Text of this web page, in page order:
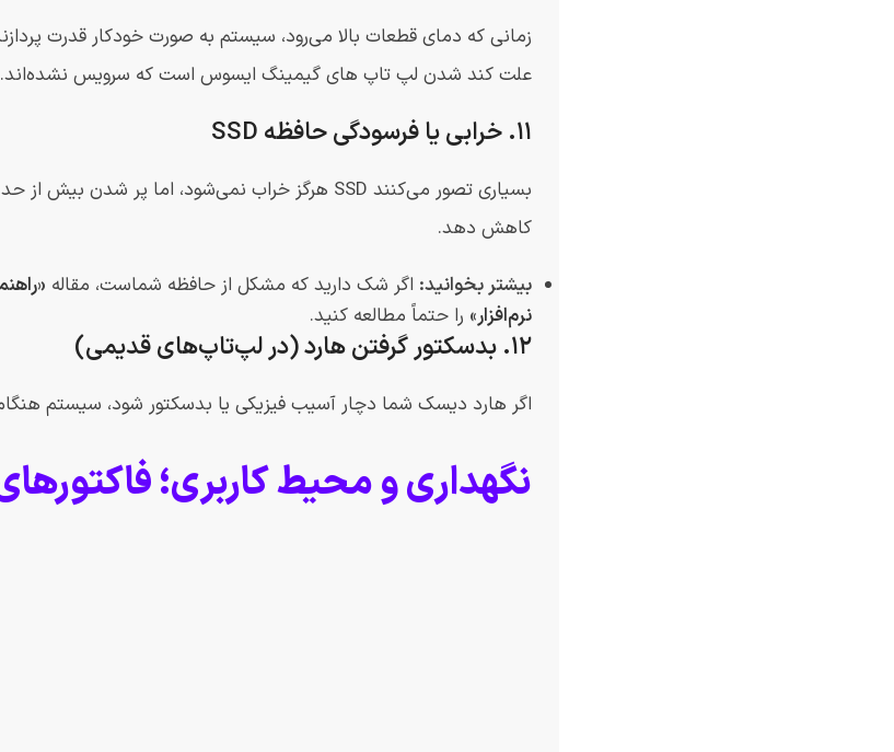
زمانی که دمای قطعات بالا می‌رود، سیستم به صورت خودکار قدرت
علت کند شدن لپ تاپ های گیمینگ ایسوس است که سرویس نشده‌اند.
۱۱. خرابی یا فرسودگی حافظه SSD
کاهش دهد.
بیشتر بخوانید: اگر شک دارید که مشکل از حافظه شماست، مقاله «
نرم‌افزار» را حتماً مطالعه کنید.
۱۲. بدسکتور گرفتن هارد (در لپ‌تاپ‌های قدیمی)
اگر هارد دیسک شما دچار آسیب فیزیکی یا بدسکتور شود، سیستم
نگهداری و محیط کاربری؛